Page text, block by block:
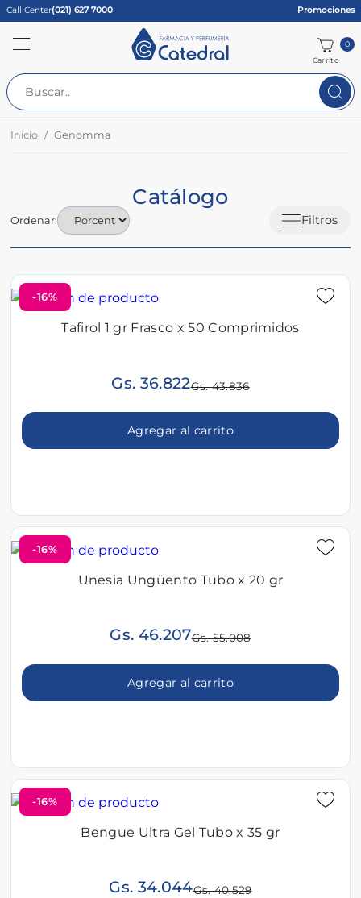
Call Center(021) 627 7000 Promociones
Carrito
0
Inicio Genomma
Catálogo
Filtros
Ordenar:
-16%
Tafirol 1 gr Frasco x 50 Comprimidos
Gs. 36.822Gs. 43.836
Agregar al carrito
-16%
Unesia Ungüento Tubo x 20 gr
Gs. 46.207Gs. 55.008
Agregar al carrito
-16%
Bengue Ultra Gel Tubo x 35 gr
Gs. 34.044Gs. 40.529